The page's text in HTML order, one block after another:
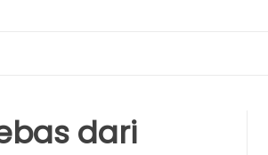
dari